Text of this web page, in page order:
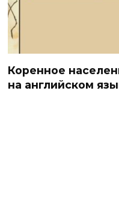
Коренное
на английском